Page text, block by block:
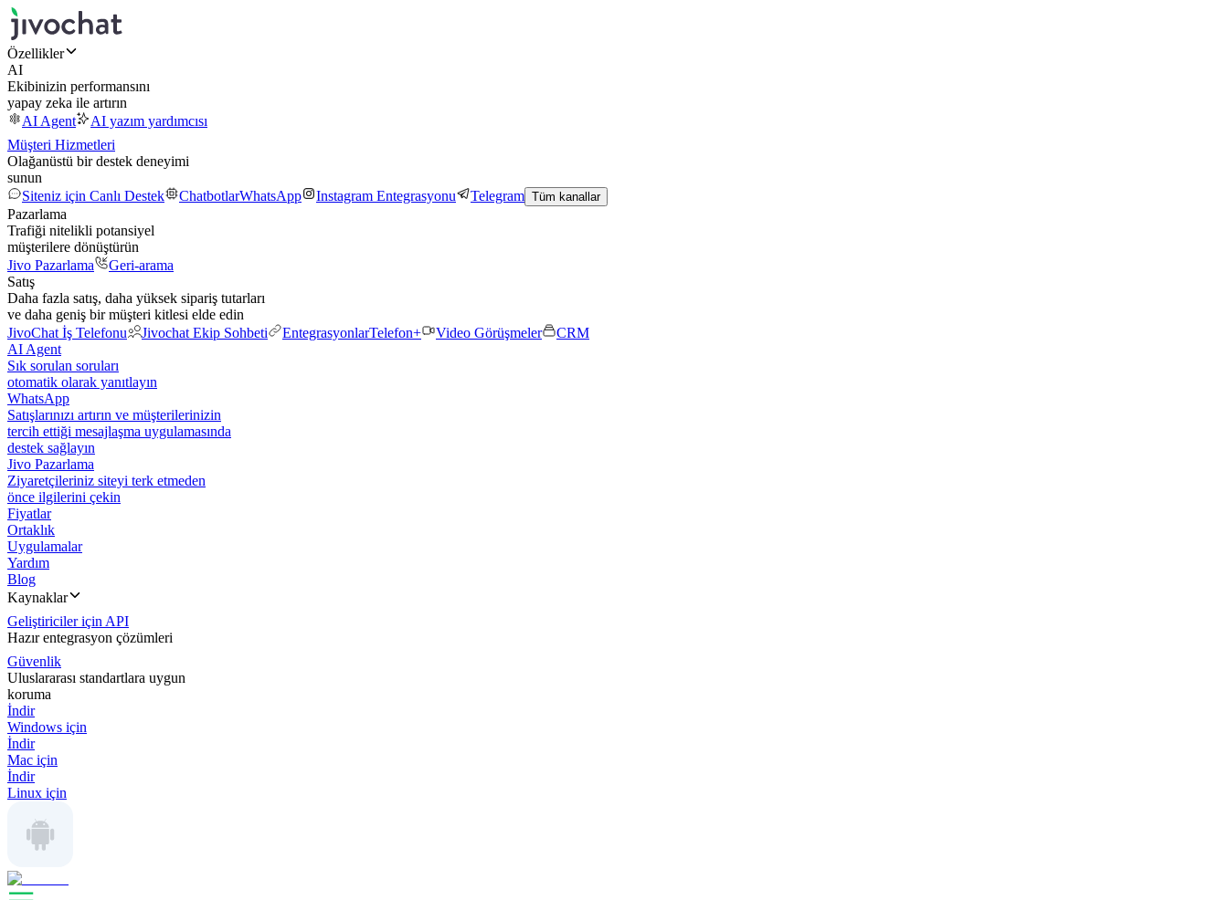
Özellikler
AI
Ekibinizin performansını
yapay zeka ile artırın
AI Agent
AI yazım yardımcısı
Müşteri Hizmetleri
Olağanüstü bir destek deneyimi
sunun
Siteniz için Canlı Destek
ChatbotlarWhatsApp Instagram Entegrasyonu Telegram Tüm kanallar
Pazarlama
Trafiği nitelikli potansiyel
müşterilere dönüştürün
Jivo Pazarlama
Geri-arama
Satış
Daha fazla satış, daha yüksek sipariş tutarları
ve daha geniş bir müşteri kitlesi elde edin
JivoChat İş Telefonu
Jivochat Ekip Sohbeti EntegrasyonlarTelefon+ Video Görüşmeler
CRM
AI Agent
Sık sorulan soruları
otomatik olarak yanıtlayın
WhatsApp
Satışlarınızı artırın ve müşterilerinizin
tercih ettiği mesajlaşma uygulamasında
destek sağlayın
Jivo Pazarlama
Ziyaretçileriniz siteyi terk etmeden
önce ilgilerini çekin
Fiyatlar
Ortaklık
Uygulamalar
Yardım
Blog
Kaynaklar
Geliştiriciler için API
Hazır entegrasyon çözümleri
Güvenlik
Uluslararası standartlara uygun
koruma
İndir
Windows için
İndir
Mac için
İndir
Linux için